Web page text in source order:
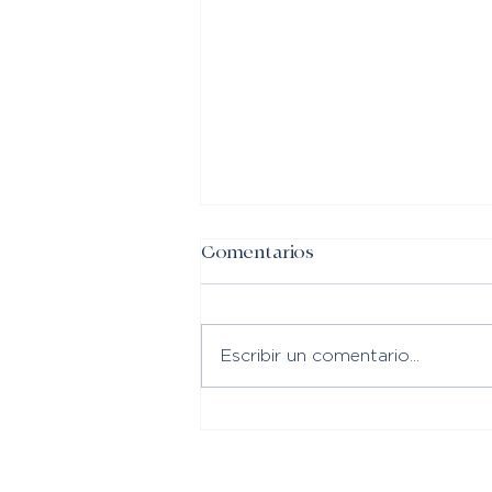
Comentarios
Escribir un comentario...